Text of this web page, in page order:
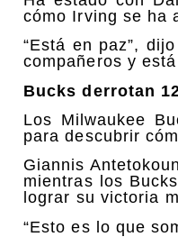
cómo Irving se ha
“Está en paz”,
compañeros y
Bucks derrotan
Los Milwaukee
para descubrir
Giannis
mientras los
lograr su victoria
“Esto es lo que